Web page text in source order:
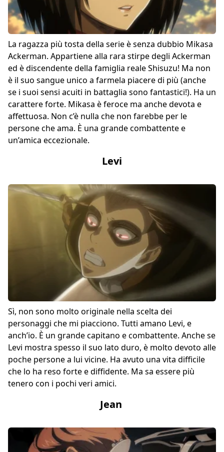
La ragazza più tosta della serie è senza dubbio Mikasa
Ackerman. Appartiene alla rara stirpe degli Ackerman
ed è discendente della famiglia reale Shisuzu! Ma non
è il suo sangue unico a farmela piacere di più (anche
se i suoi sensi acuiti in battaglia sono fantastici!). Ha un
carattere forte. Mikasa è feroce ma anche devota e
affettuosa. Non c’è nulla che non farebbe per le
persone che ama. È una grande combattente e
un’amica eccezionale.
Levi
Sì, non sono molto originale nella scelta dei
personaggi che mi piacciono. Tutti amano Levi, e
anch’io. È un grande capitano e combattente. Anche se
Levi mostra spesso il suo lato duro, è molto devoto alle
poche persone a lui vicine. Ha avuto una vita difficile
che lo ha reso forte e diffidente. Ma sa essere più
tenero con i pochi veri amici.
Jean